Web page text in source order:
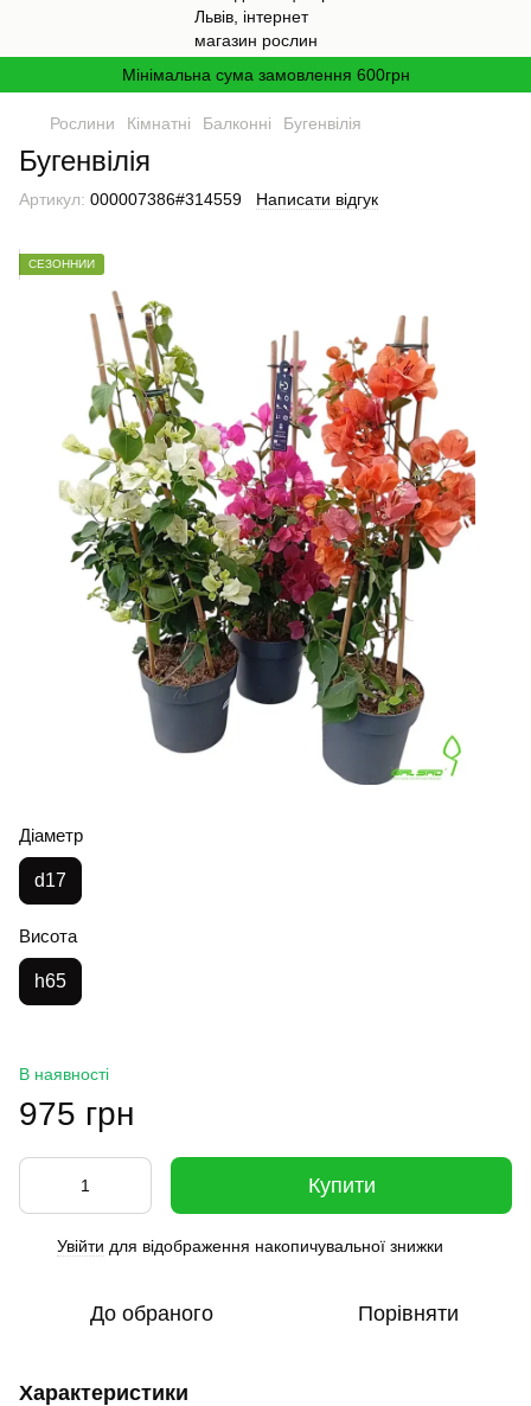
Мінімальна сума замовлення 600грн
Рослини Кімнатні Балконні Бугенвілія
Бугенвілія
Артикул: 000007386#314559 Написати відгук
СЕЗОННИЙ
Діаметр
d17
Висота
h65
В наявності
975 грн
Купити
Увійти для відображення накопичувальної знижки
До обраного Порівняти
Характеристики